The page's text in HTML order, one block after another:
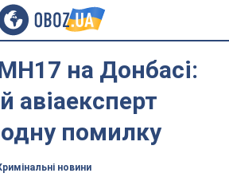
на Донбасі:
авіаексперт
помилку
новини